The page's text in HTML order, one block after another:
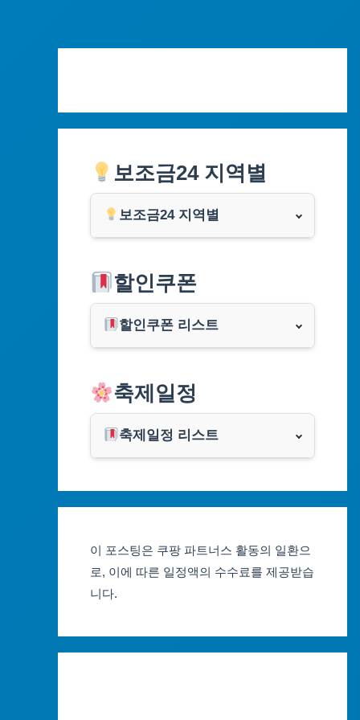
보조금24 지역별
보조금24 지역별
부산광역시
대구광역시
인천광역시
광주광역시
세종특별자치시
강원도
할인쿠폰
할인쿠폰 리스트
쿠팡
클룩
축제일정
축제일정 리스트
대구축제 일정
광주축제 일정
이 포스팅은 쿠팡 파트너스 활동의 일환으
로, 이에 따른 일정액의 수수료를 제공받습
니다.